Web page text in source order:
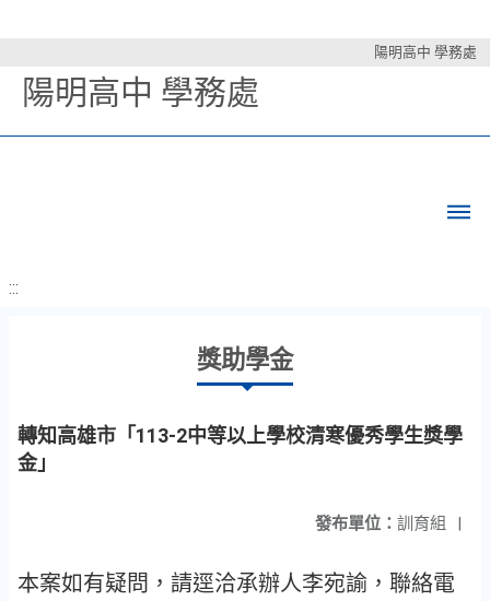
陽明高中 學務處
陽明高中 學務處
:::
獎助學金
轉知高雄市「113-2中等以上學校清寒優秀學生獎學
金」
發布單位： 訓育組 |
本案如有疑問，請逕洽承辦人李宛諭，聯絡電